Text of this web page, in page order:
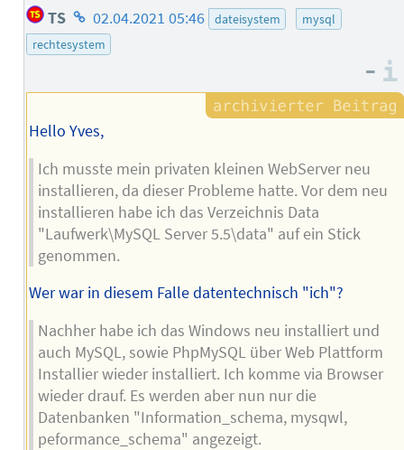
TS Homepage
des
02.04.2021 05:46 dateisystem
mysql
rechtesystem
–
Hello Yves,
Ich musste mein privaten kleinen WebServer neu
installieren, da dieser Probleme hatte. Vor dem neu
installieren habe ich das Verzeichnis Data
"Laufwerk\MySQL Server 5.5\data" auf ein Stick
genommen.
Wer war in diesem Falle datentechnisch "ich"?
Nachher habe ich das Windows neu installiert und
auch MySQL, sowie PhpMySQL über Web Plattform
Installier wieder installiert. Ich komme via Browser
wieder drauf. Es werden aber nun nur die
Datenbanken "Information_schema, mysqwl,
peformance_schema" angezeigt.